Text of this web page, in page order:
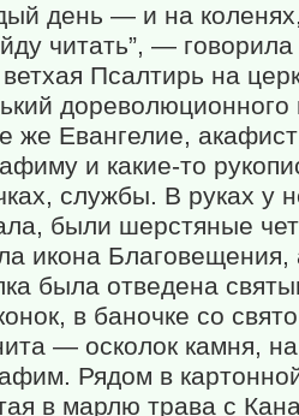
день — и на
читать”, —
Псалтирь на
дореволюционного
же Евангелие, акафист
и какие-то
службы. В руках у
были шерстяные
икона Благовещения,
была отведена
в баночке со
— осколок камня,
Рядом в
в марлю трава с